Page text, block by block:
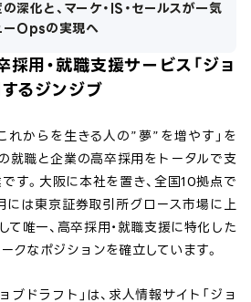
深化と、マーケ・IS・セールスが一気
ーOpsの実現へ
用・就職支援サービス「ジョ
るジンジブ
れからを生きる人の”夢”を増やす」を
就職と企業の高卒採用をトータルで支
す。大阪に本社を置き、全国10拠点で
は東京証券取引所グロース市場に上
て唯一、高卒採用・就職支援に特化した
クなポジションを確立しています。
ブドラフト」は、求人情報サイト「ジョ